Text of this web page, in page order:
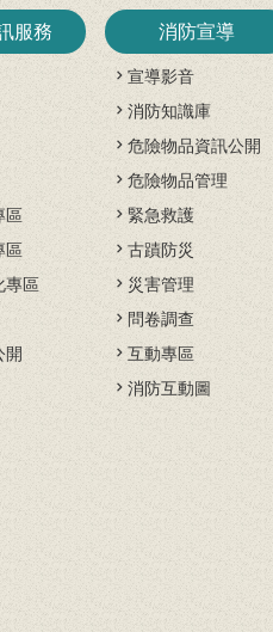
服務
區
區
專區
開
消防宣導
宣導影音
消防知識庫
危險物品資訊公開
危險物品管理
緊急救護
古蹟防災
災害管理
問卷調查
互動專區
消防互動圖